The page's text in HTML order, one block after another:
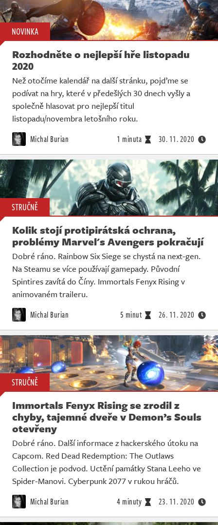
NOVINKA
Rozhodněte o nejlepší hře listopadu
2020
Než otočíme kalendář na další stránku, pojďme se
podívat na hry, které v předešlých 30 dnech vyšly a
společně hlasovat pro nejlepší titul
listopadu/novembra letošního roku.
Michal Burian 1 minuta 30. 11. 2020
STRUČNĚ
Kolik stojí protipirátská ochrana,
problémy Marvel's Avengers pokračují
Dobré ráno. Rainbow Six Siege se chystá na next-gen.
Na Steamu se více používají gamepady. Původní
Spintires zavítá do Číny. Immortals Fenyx Rising v
animovaném traileru.
Michal Burian 5 minut 26. 11. 2020
STRUČNĚ
Immortals Fenyx Rising se zrodil z
chyby, tajemné dveře v Demon’s Souls
otevřeny
Dobré ráno. Další informace z hackerského útoku na
Capcom. Red Dead Redemption: The Outlaws
Collection je podvod. Uctění památky Stana Leeho ve
Spider-Manovi. Cyberpunk 2077 v rukou hráčů.
Michal Burian 4 minuty 23. 11. 2020